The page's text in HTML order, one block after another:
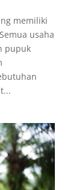
memiliki
usaha
pupuk